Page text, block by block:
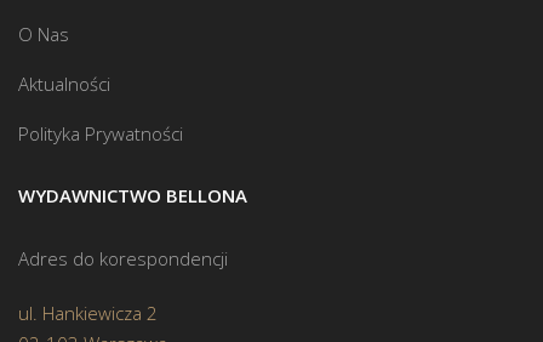
O Nas
Aktualności
Polityka Prywatności
WYDAWNICTWO BELLONA
Adres do korespondencji
ul. Hankiewicza 2